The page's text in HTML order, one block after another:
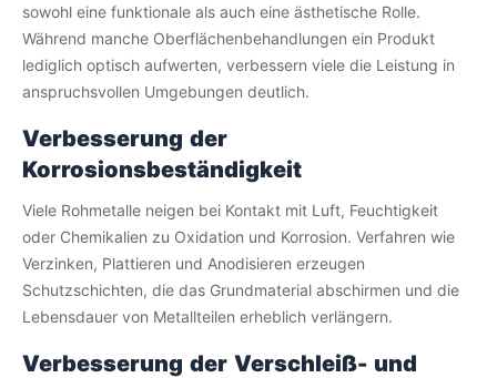
sowohl eine funktionale als auch eine ästhetische Rolle.
Während manche Oberflächenbehandlungen ein Produkt
lediglich optisch aufwerten, verbessern viele die Leistung in
anspruchsvollen Umgebungen deutlich.
Verbesserung der
Korrosionsbeständigkeit
Viele Rohmetalle neigen bei Kontakt mit Luft, Feuchtigkeit
oder Chemikalien zu Oxidation und Korrosion. Verfahren wie
Verzinken, Plattieren und Anodisieren erzeugen
Schutzschichten, die das Grundmaterial abschirmen und die
Lebensdauer von Metallteilen erheblich verlängern.
Verbesserung der Verschleiß- und